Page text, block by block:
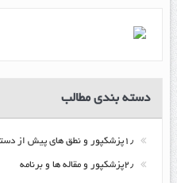
دسته بندی مطالب
۱٫پزشکپور و نطق های پیش از دستور شورای شهر گرگان
۲٫پزشکپور و مقاله ها و برنامه